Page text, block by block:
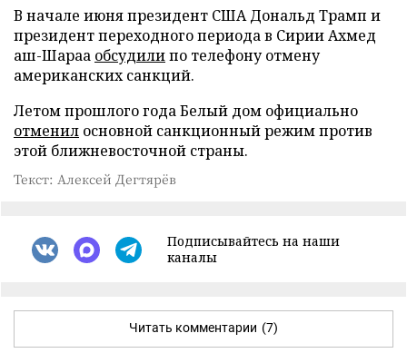
В начале июня президент США Дональд Трамп и
президент переходного периода в Сирии Ахмед
аш-Шараа обсудилипо телефону отмену
американских санкций.
Летом прошлого года Белый дом официально
отменил основной санкционный режим против
этой ближневосточной страны.
Текст: Алексей Дегтярёв
Подписывайтесь на наши
каналы
Читать комментарии (7)